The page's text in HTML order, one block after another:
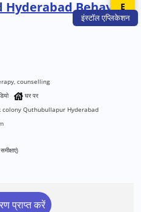
इंस्टॉलएप्लिकेशन
Hyderabad Behavior
counselling
घर पर
colony Quthubullapur Hyderabad
प्राप्त करें